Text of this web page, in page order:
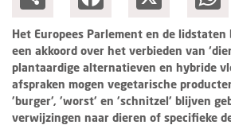
Het Europees Parlement en de
een akkoord over het verbieden van
plantaardige alternatieven en hybride
afspraken mogen vegetarische
'burger', 'worst' en 'schnitzel' blijven
verwijzingen naar dieren of specifieke